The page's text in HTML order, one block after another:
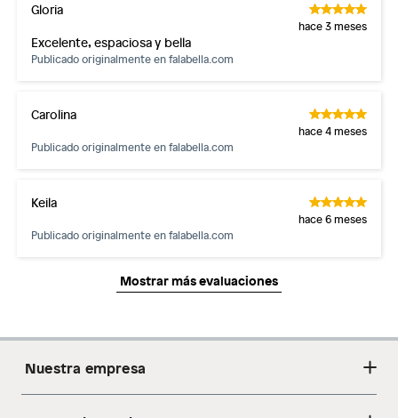
Gloria
hace 3 meses
Excelente, espaciosa y bella
Publicado originalmente enfalabella.com
Carolina
hace 4 meses
Publicado originalmente enfalabella.com
Keila
hace 6 meses
Publicado originalmente enfalabella.com
Mostrar más evaluaciones
Nuestra empresa